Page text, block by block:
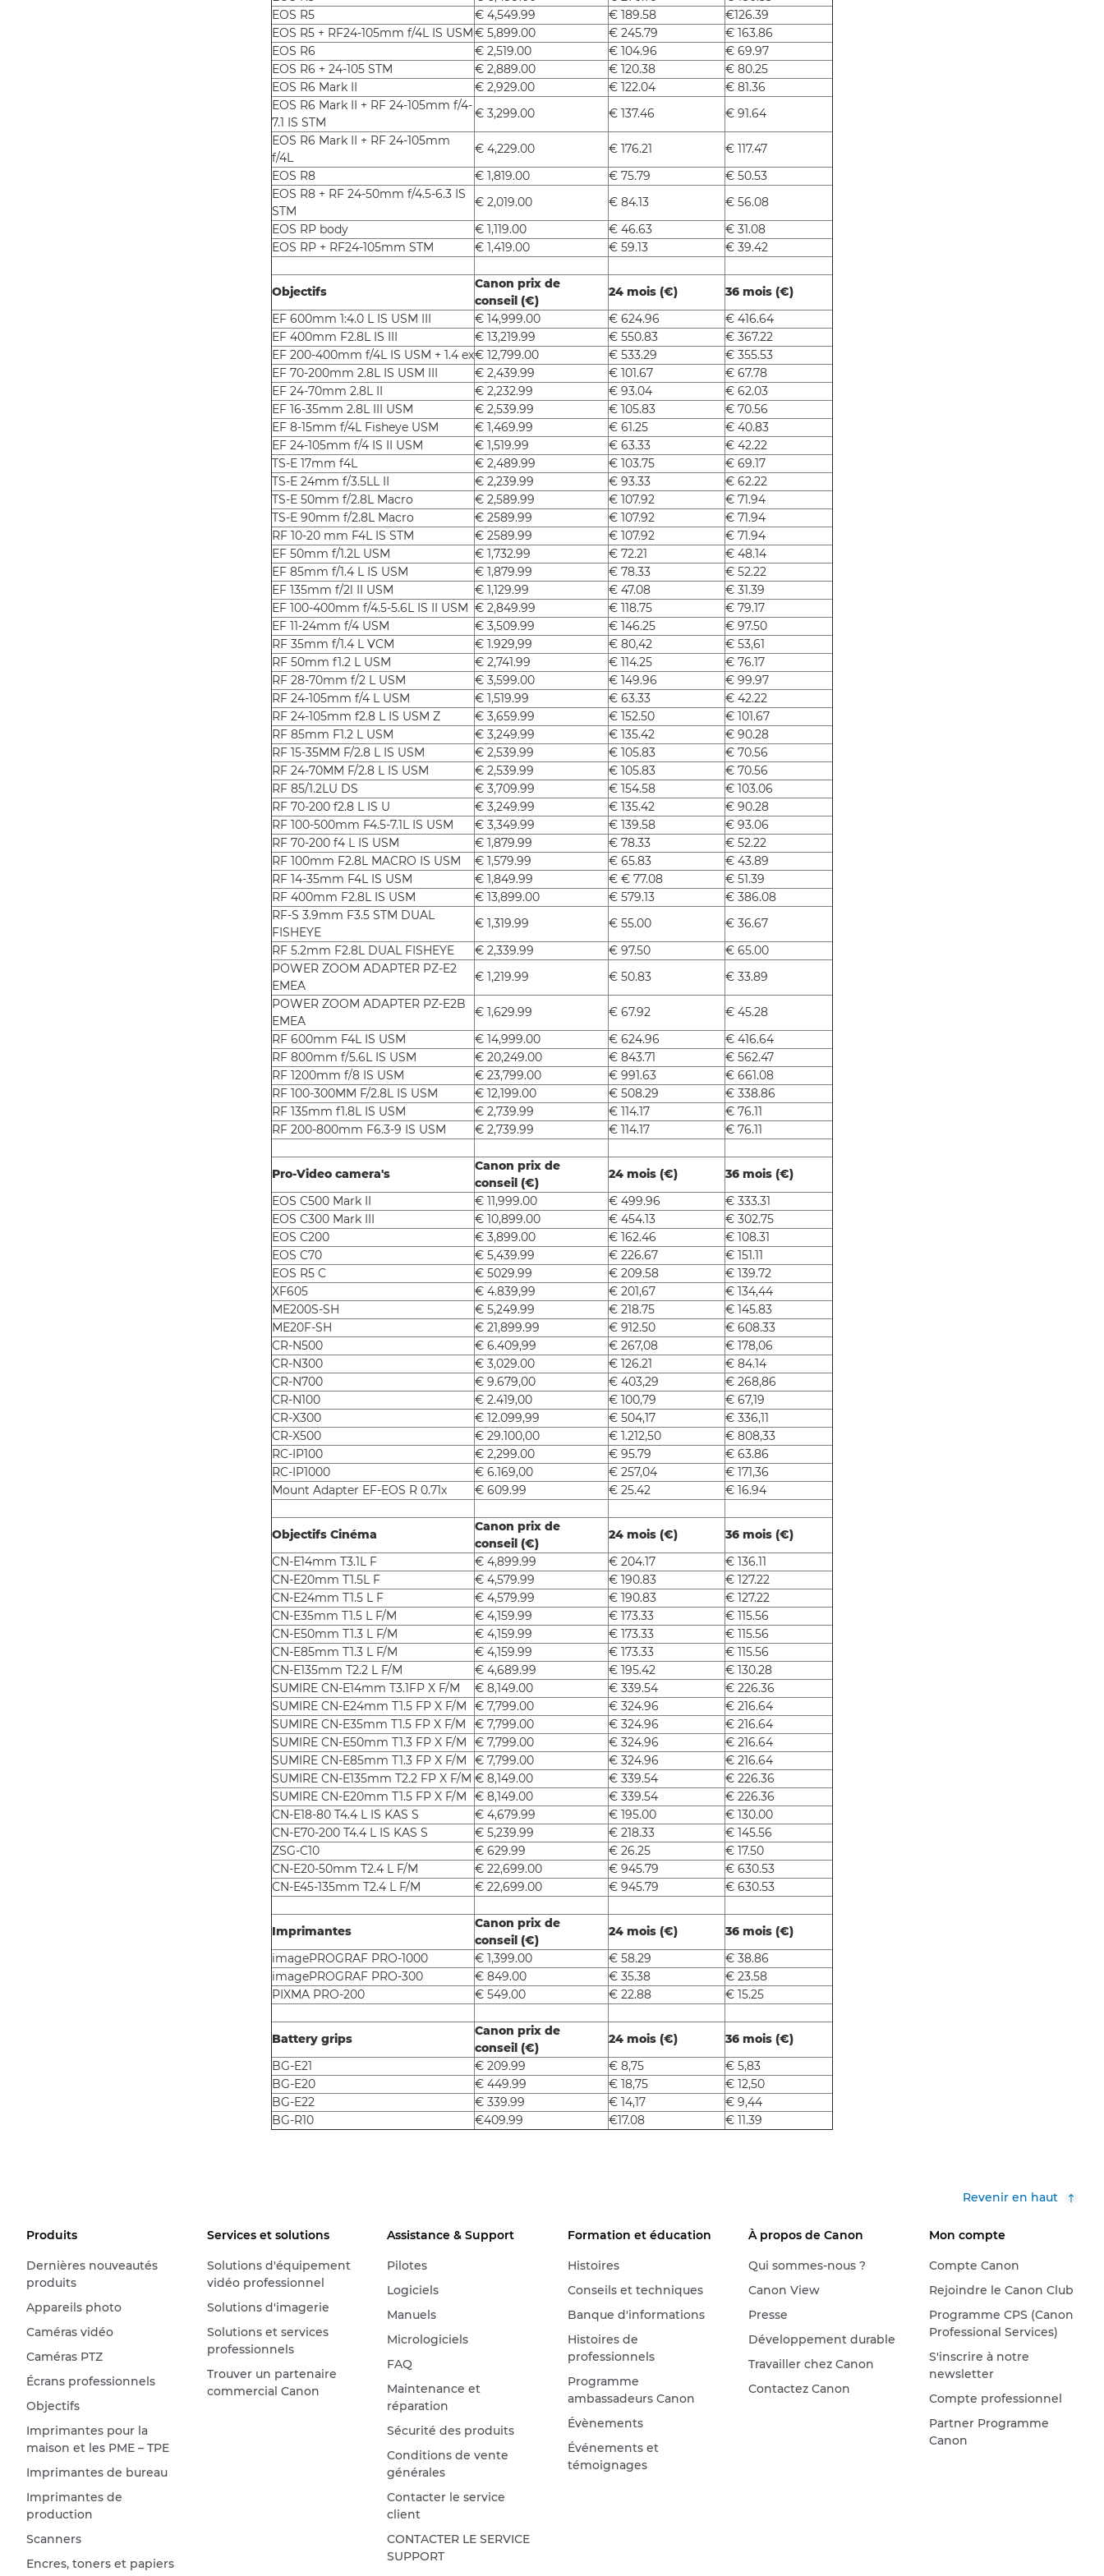
EOS R5
€ 4,549.99 € 189.58
€126.39
EOS R5 + RF24-105mm f/4L IS USM€ 5,899.00 € 245.79
€ 163.86
EOS R6
€ 2,519.00 € 104.96
€ 69.97
EOS R6 + 24-105 STM
€ 2,889.00 € 120.38
€ 80.25
EOS R6 Mark II
€ 2,929.00 € 122.04
€ 81.36
EOS R6 Mark II + RF 24-105mm f/4-
7.1 IS STM
€ 3,299.00 € 137.46
€ 91.64
EOS R6 Mark II + RF 24-105mm
f/4L
€ 4,229.00 € 176.21
€ 117.47
EOS R8
€ 1,819.00 € 75.79
€ 50.53
EOS R8 + RF 24-50mm f/4.5-6.3 IS
STM
€ 2,019.00 € 84.13
€ 56.08
EOS RP body
€ 1,119.00 € 46.63
€ 31.08
EOS RP + RF24-105mm STM
€ 1,419.00 € 59.13 € 39.42
Objectifs
Canon prix de
conseil (€)
24 mois (€)
36 mois (€)
EF 600mm 1:4.0 L IS USM III
€ 14,999.00 € 624.96
€ 416.64
EF 400mm F2.8L IS III
€ 13,219.99 € 550.83
€ 367.22
EF 200-400mm f/4L IS USM + 1.4 ex€ 12,799.00 € 533.29
€ 355.53
EF 70-200mm 2.8L IS USM III
€ 2,439.99 € 101.67
€ 67.78
EF 24-70mm 2.8L II
€ 2,232.99 € 93.04
€ 62.03
EF 16-35mm 2.8L III USM
€ 2,539.99 € 105.83
€ 70.56
EF 8-15mm f/4L Fisheye USM
€ 1,469.99 € 61.25
€ 40.83
EF 24-105mm f/4 IS II USM
€ 1,519.99 € 63.33
€ 42.22
TS-E 17mm f4L
€ 2,489.99 € 103.75
€ 69.17
TS-E 24mm f/3.5LL II
€ 2,239.99 € 93.33
€ 62.22
TS-E 50mm f/2.8L Macro
€ 2,589.99 € 107.92
€ 71.94
TS-E 90mm f/2.8L Macro
€ 2589.99 € 107.92
€ 71.94
RF 10-20 mm F4L IS STM
€ 2589.99 € 107.92
€ 71.94
EF 50mm f/1.2L USM
€ 1,732.99 € 72.21
€ 48.14
EF 85mm f/1.4 L IS USM
€ 1,879.99 € 78.33
€ 52.22
EF 135mm f/2l II USM
€ 1,129.99 € 47.08
€ 31.39
EF 100-400mm f/4.5-5.6L IS II USM € 2,849.99 € 118.75
€ 79.17
EF 11-24mm f/4 USM
€ 3,509.99 € 146.25
€ 97.50
RF 35mm f/1.4 L VCM
€ 1.929,99 € 80,42
€ 53,61
RF 50mm f1.2 L USM
€ 2,741.99 € 114.25
€ 76.17
RF 28-70mm f/2 L USM
€ 3,599.00 € 149.96
€ 99.97
RF 24-105mm f/4 L USM
€ 1,519.99 € 63.33
€ 42.22
RF 24-105mm f2.8 L IS USM Z
€ 3,659.99 € 152.50
€ 101.67
RF 85mm F1.2 L USM
€ 3,249.99 € 135.42
€ 90.28
RF 15-35MM F/2.8 L IS USM
€ 2,539.99 € 105.83
€ 70.56
RF 24-70MM F/2.8 L IS USM
€ 2,539.99 € 105.83
€ 70.56
RF 85/1.2LU DS
€ 3,709.99 € 154.58
€ 103.06
RF 70-200 f2.8 L IS U
€ 3,249.99 € 135.42
€ 90.28
RF 100-500mm F4.5-7.1L IS USM
€ 3,349.99 € 139.58
€ 93.06
RF 70-200 f4 L IS USM
€ 1,879.99 € 78.33
€ 52.22
RF 100mm F2.8L MACRO IS USM
€ 1,579.99 € 65.83
€ 43.89
RF 14-35mm F4L IS USM
€ 1,849.99 € € 77.08
€ 51.39
RF 400mm F2.8L IS USM
€ 13,899.00 € 579.13
€ 386.08
RF-S 3.9mm F3.5 STM DUAL
FISHEYE
€ 1,319.99 € 55.00
€ 36.67
RF 5.2mm F2.8L DUAL FISHEYE
€ 2,339.99 € 97.50
€ 65.00
POWER ZOOM ADAPTER PZ-E2
EMEA
€ 1,219.99 € 50.83
€ 33.89
POWER ZOOM ADAPTER PZ-E2B
EMEA
€ 1,629.99 € 67.92
€ 45.28
RF 600mm F4L IS USM
€ 14,999.00 € 624.96
€ 416.64
RF 800mm f/5.6L IS USM
€ 20,249.00 € 843.71
€ 562.47
RF 1200mm f/8 IS USM
€ 23,799.00 € 991.63
€ 661.08
RF 100-300MM F/2.8L IS USM
€ 12,199.00 € 508.29
€ 338.86
RF 135mm f1.8L IS USM
€ 2,739.99 € 114.17
€ 76.11
RF 200-800mm F6.3-9 IS USM
€ 2,739.99 € 114.17 € 76.11
Pro-Video camera's
Canon prix de
conseil (€)
24 mois (€)
36 mois (€)
EOS C500 Mark II
€ 11,999.00 € 499.96
€ 333.31
EOS C300 Mark III
€ 10,899.00 € 454.13
€ 302.75
EOS C200
€ 3,899.00 € 162.46
€ 108.31
EOS C70
€ 5,439.99 € 226.67
€ 151.11
EOS R5 C
€ 5029.99 € 209.58
€ 139.72
XF605
€ 4.839,99 € 201,67
€ 134,44
ME200S-SH
€ 5,249.99 € 218.75
€ 145.83
ME20F-SH
€ 21,899.99 € 912.50
€ 608.33
CR-N500
€ 6.409,99 € 267,08
€ 178,06
CR-N300
€ 3,029.00 € 126.21
€ 84.14
CR-N700
€ 9.679,00 € 403,29
€ 268,86
CR-N100
€ 2.419,00 € 100,79
€ 67,19
CR-X300
€ 12.099,99 € 504,17
€ 336,11
CR-X500
€ 29.100,00 € 1.212,50
€ 808,33
RC-IP100
€ 2,299.00 € 95.79
€ 63.86
RC-IP1000
€ 6.169,00 € 257,04
€ 171,36
Mount Adapter EF-EOS R 0.71x
€ 609.99 € 25.42 € 16.94
Objectifs Cinéma
Canon prix de
conseil (€)
24 mois (€)
36 mois (€)
CN-E14mm T3.1L F
€ 4,899.99 € 204.17
€ 136.11
CN-E20mm T1.5L F
€ 4,579.99 € 190.83
€ 127.22
CN-E24mm T1.5 L F
€ 4,579.99 € 190.83
€ 127.22
CN-E35mm T1.5 L F/M
€ 4,159.99 € 173.33
€ 115.56
CN-E50mm T1.3 L F/M
€ 4,159.99 € 173.33
€ 115.56
CN-E85mm T1.3 L F/M
€ 4,159.99 € 173.33
€ 115.56
CN-E135mm T2.2 L F/M
€ 4,689.99 € 195.42
€ 130.28
SUMIRE CN-E14mm T3.1FP X F/M
€ 8,149.00 € 339.54
€ 226.36
SUMIRE CN-E24mm T1.5 FP X F/M
€ 7,799.00 € 324.96
€ 216.64
SUMIRE CN-E35mm T1.5 FP X F/M
€ 7,799.00 € 324.96
€ 216.64
SUMIRE CN-E50mm T1.3 FP X F/M
€ 7,799.00 € 324.96
€ 216.64
SUMIRE CN-E85mm T1.3 FP X F/M
€ 7,799.00 € 324.96
€ 216.64
SUMIRE CN-E135mm T2.2 FP X F/M € 8,149.00 € 339.54
€ 226.36
SUMIRE CN-E20mm T1.5 FP X F/M
€ 8,149.00 € 339.54
€ 226.36
CN-E18-80 T4.4 L IS KAS S
€ 4,679.99 € 195.00
€ 130.00
CN-E70-200 T4.4 L IS KAS S
€ 5,239.99 € 218.33
€ 145.56
ZSG-C10
€ 629.99 € 26.25
€ 17.50
CN-E20-50mm T2.4 L F/M
€ 22,699.00 € 945.79
€ 630.53
CN-E45-135mm T2.4 L F/M
€ 22,699.00 € 945.79 € 630.53
Imprimantes
Canon prix de
conseil (€)
24 mois (€)
36 mois (€)
imagePROGRAF PRO-1000
€ 1,399.00 € 58.29
€ 38.86
imagePROGRAF PRO-300
€ 849.00 € 35.38
€ 23.58
PIXMA PRO-200
€ 549.00 € 22.88 € 15.25
Battery grips
Canon prix de
conseil (€)
24 mois (€)
36 mois (€)
BG-E21
€ 209.99 € 8,75
€ 5,83
BG-E20
€ 449.99 € 18,75
€ 12,50
BG-E22
€ 339.99 € 14,17
€ 9,44
BG-R10
€409.99 €17.08 € 11.39
Revenir en haut
Produits
Dernières nouveautés
produits
Appareils photo
Caméras vidéo
Caméras PTZ
Écrans professionnels
Objectifs
Imprimantes pour la
maison et les PME – TPE
Imprimantes de bureau
Imprimantes de
production
Scanners
Encres, toners et papiers
Services et solutions
Solutions d'équipement
vidéo professionnel
Solutions d'imagerie
Solutions et services
professionnels
Trouver un partenaire
commercial Canon
Assistance & Support
Pilotes
Logiciels
Manuels
Micrologiciels
FAQ
Maintenance et
réparation
Sécurité des produits
Conditions de vente
générales
Contacter le service
client
CONTACTER LE SERVICE
SUPPORT
Formation et éducation
Histoires
Conseils et techniques
Banque d'informations
Histoires de
professionnels
Programme
ambassadeurs Canon
Évènements
Événements et
témoignages
À propos de Canon
Qui sommes-nous ?
Canon View
Presse
Développement durable
Travailler chez Canon
Contactez Canon
Mon compte
Compte Canon
Rejoindre le Canon Club
Programme CPS (Canon
Professional Services)
S'inscrire à notre
newsletter
Compte professionnel
Partner Programme
Canon